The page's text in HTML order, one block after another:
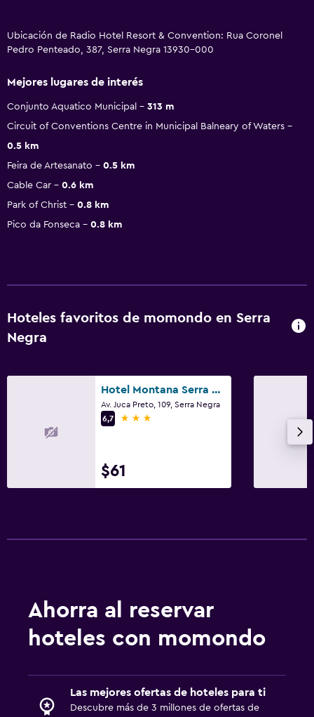
Ubicación de Radio Hotel Resort & Convention: Rua Coronel
Pedro Penteado, 387, Serra Negra 13930-000
Mejores lugares de interés
Conjunto Aquatico Municipal
313 m
Circuit of Conventions Centre in Municipal Balneary of Waters
0.5 km
Feira de Artesanato
0.5 km
Cable Car
0.6 km
Park of Christ
0.8 km
Pico da Fonseca
0.8 km
Hoteles favoritos de momondo en Serra
Negra
Hotel Montana Serra Negra
Av. Juca Preto, 109, Serra Negra
6,7
3 estrellas
$61
Ahorra al reservar
hoteles con momondo
Las mejores ofertas de hoteles para ti
Descubre más de 3 millones de ofertas de